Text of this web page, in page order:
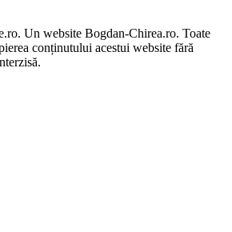
Un website Bogdan-Chirea.ro. Toate
conținutului acestui website fără